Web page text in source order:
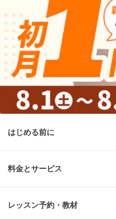
はじめる前に
料金とサービス
レッスン予約・教材